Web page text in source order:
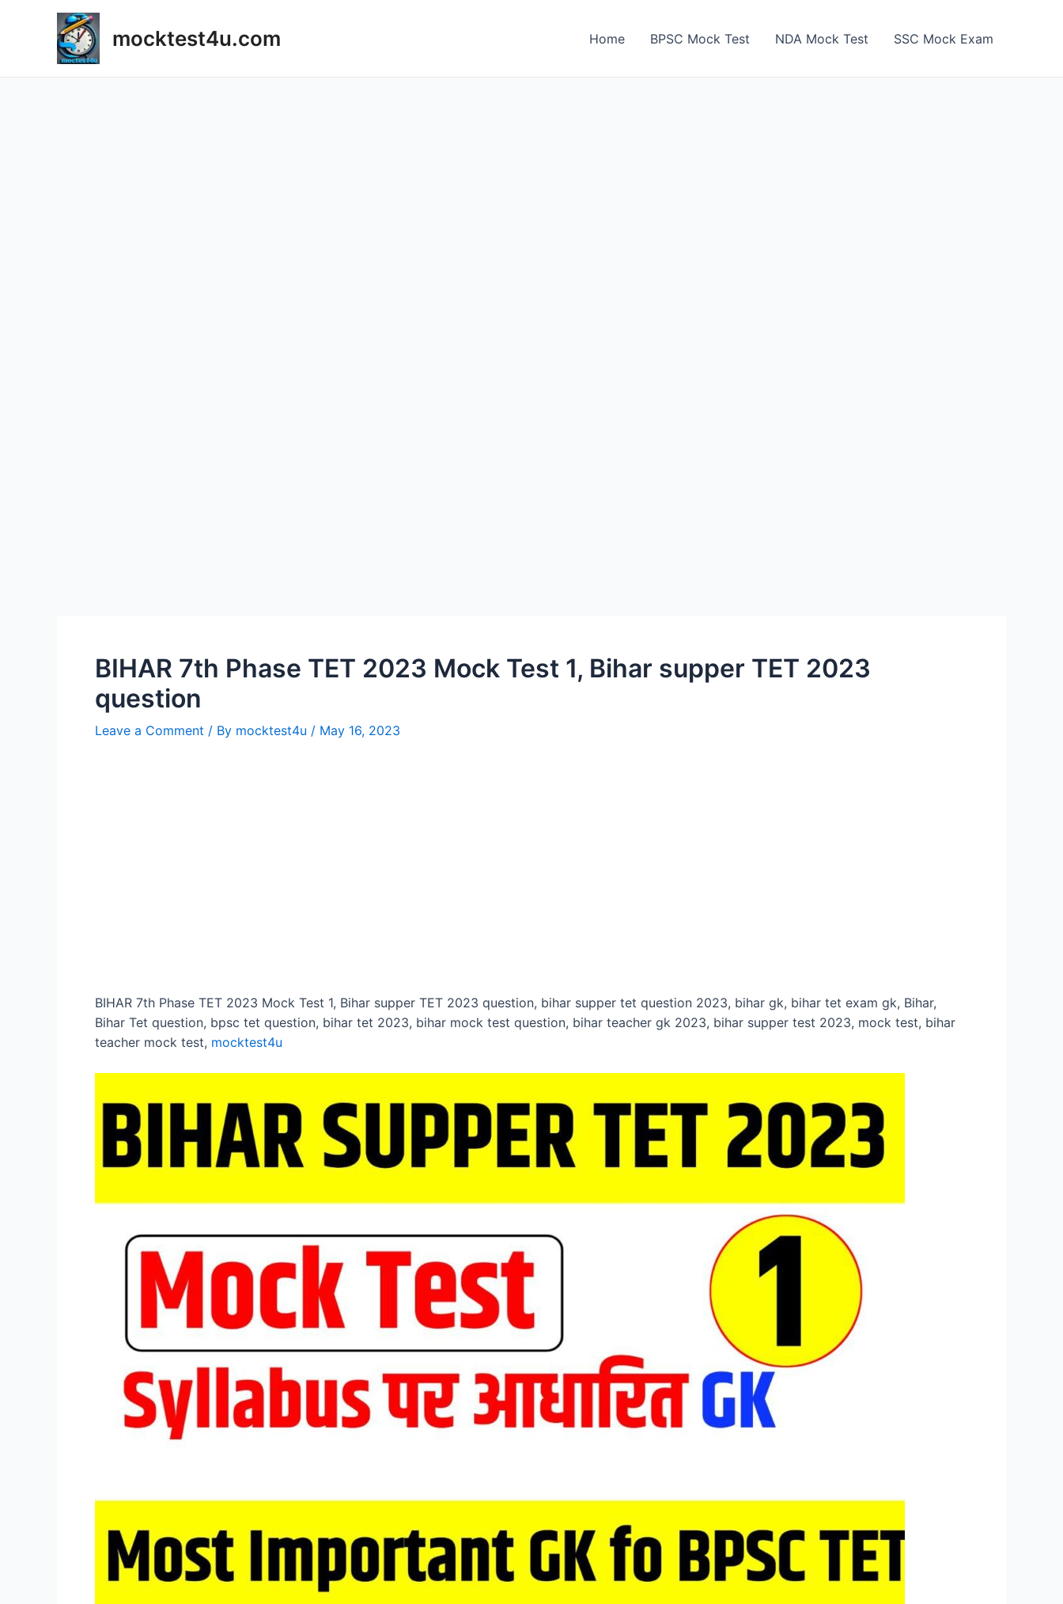
mocktest4u.com Home BPSC Mock Test NDA Mock Test SSC Mock Exam
BIHAR 7th Phase TET 2023 Mock Test 1, Bihar supper TET 2023
question
Leave a Comment / By mocktest4u / May 16, 2023
BIHAR 7th Phase TET 2023 Mock Test 1, Bihar supper TET 2023 question, bihar supper tet question 2023, bihar gk, bihar tet exam gk, Bihar,
Bihar Tet question, bpsc tet question, bihar tet 2023, bihar mock test question, bihar teacher gk 2023, bihar supper test 2023, mock test, bihar
teacher mock test, mocktest4u